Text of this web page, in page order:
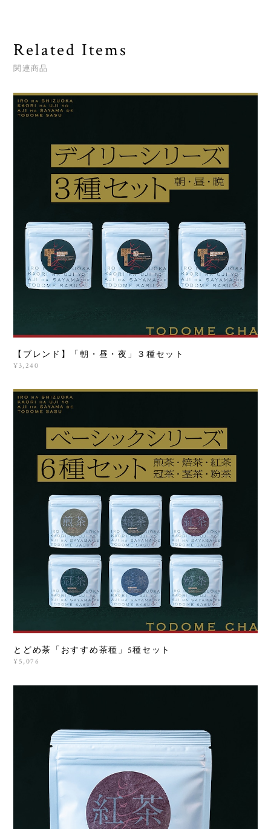
Related Items
関連商品
【ブレンド】「朝・昼・夜」３種セット
¥3,240
とどめ茶「おすすめ茶種」5種セット
¥5,076